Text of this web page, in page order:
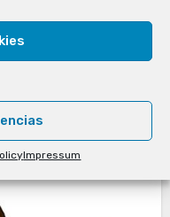
Impressum
Cuando la
ventaja del nuevo
nos enseñaron a